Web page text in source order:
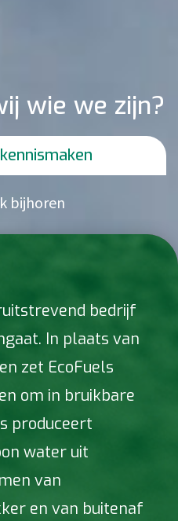
wie we zijn?
bijhoren
bedrijf
In plaats van
zet EcoFuels
om in bruikbare
produceert
water uit
van
en van buitenaf